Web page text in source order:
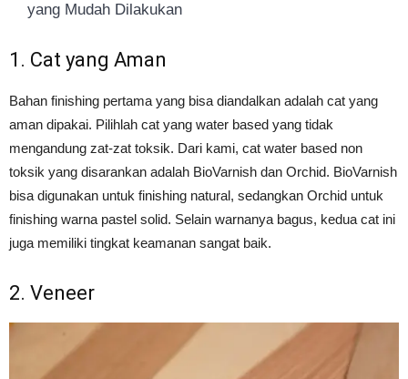
yang Mudah Dilakukan
1. Cat yang Aman
Bahan finishing pertama yang bisa diandalkan adalah cat yang
aman dipakai. Pilihlah cat yang water based yang tidak
mengandung zat-zat toksik. Dari kami, cat water based non
toksik yang disarankan adalah BioVarnish dan Orchid. BioVarnish
bisa digunakan untuk finishing natural, sedangkan Orchid untuk
finishing warna pastel solid. Selain warnanya bagus, kedua cat ini
juga memiliki tingkat keamanan sangat baik.
2. Veneer